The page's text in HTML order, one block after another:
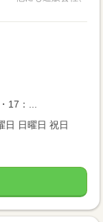
17：...
日 日曜日 祝日